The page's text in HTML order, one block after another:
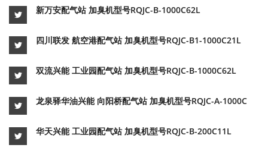
新万安配气站 加臭机型号RQJC-B-1000C62L
四川联发 航空港配气站 加臭机型号RQJC-B1-1000C21L
双流兴能 工业园配气站 加臭机型号RQJC-B-1000C62L
龙泉驿华油兴能 向阳桥配气站 加臭机型号RQJC-A-1000C
华天兴能 工业园配气站 加臭机型号RQJC-B-200C11L